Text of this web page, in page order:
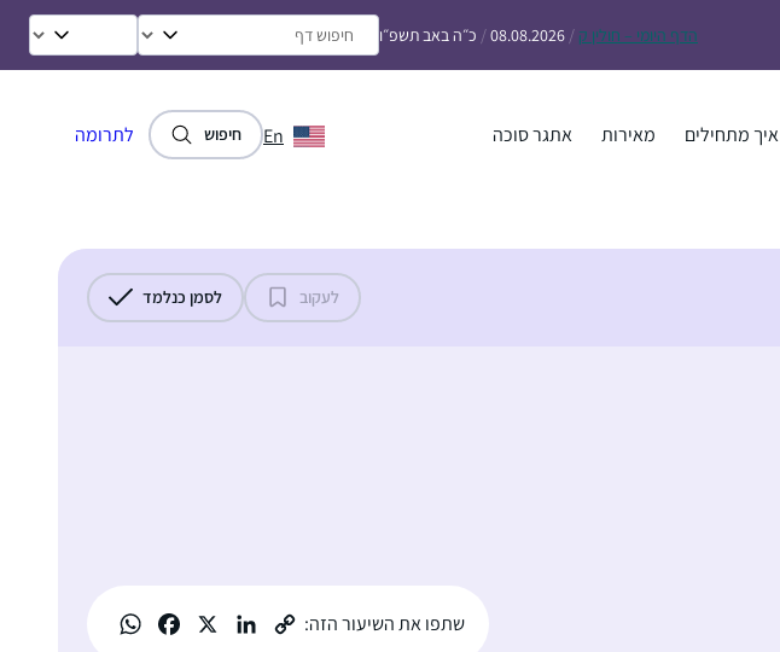
הדף היומי – חולין ק /
08.08.2026
/ כ״ה באב תשפ״ו
איך מתחילים מאירות אתגר סוכה En חיפוש לתרומה
לעקוב לסמן כנלמד
שתפו את השיעור הזה: